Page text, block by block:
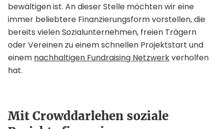
bewältigen ist. An dieser Stelle möchten wir eine
immer beliebtere Finanzierungsform vorstellen, die
bereits vielen Sozialunternehmen, freien Trägern
oder Vereinen zu einem schnellen Projektstart und
einem nachhaltigen Fundraising Netzwerkverholfen
hat.
Mit Crowddarlehen soziale